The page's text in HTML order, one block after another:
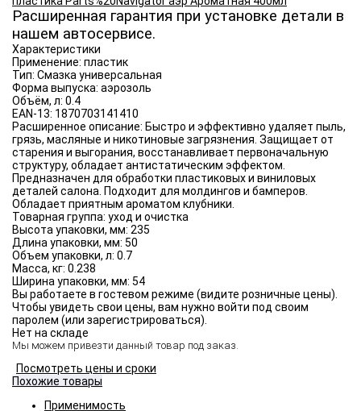
Расширенная гарантия при установке детали в
нашем автосервисе.
Характеристики
Применение: пластик
Тип: Смазка универсальная
Форма выпуска: аэрозоль
Объём, л: 0.4
EAN-13: 1870703141410
Расширенное описание: Быстро и эффективно удаляет пыль,
грязь, масляные и никотиновые загрязнения. Защищает от
старения и выгорания, восстанавливает первоначальную
структуру, обладает антистатическим эффектом.
Предназначен для обработки пластиковых и виниловых
деталей салона. Подходит для молдингов и бамперов.
Обладает приятным ароматом клубники.
Товарная группа: уход и очистка
Высота упаковки, мм: 235
Длина упаковки, мм: 50
Объем упаковки, л: 0.7
Масса, кг: 0.238
Ширина упаковки, мм: 54
Вы работаете в гостевом режиме (видите розничные цены).
Чтобы увидеть свои цены, вам нужно войти под своим
паролем (или зарегистрироваться).
Нет на складе
Мы можем привезти данный товар под заказ.
Посмотреть цены и сроки
Похожие товары
Применимость